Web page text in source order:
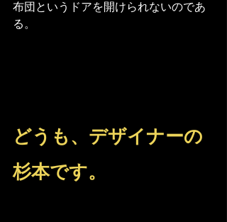
布団というドアを開けられないのであ
る。
どうも、デザイナーの
杉本です。